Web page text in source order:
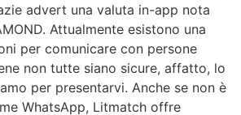
advert una valuta in-app nota
Attualmente esistono una
per comunicare con persone
non tutte siano sicure, affatto, lo
per presentarvi. Anche se non è
WhatsApp, Litmatch offre